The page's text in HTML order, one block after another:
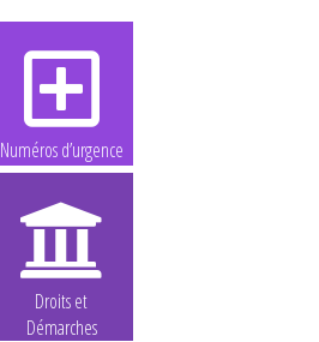
Numéros d’urgence
Droits et
Démarches